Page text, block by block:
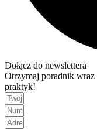
Dołącz do newslettera
Otrzymaj poradnik wraz
praktyk!